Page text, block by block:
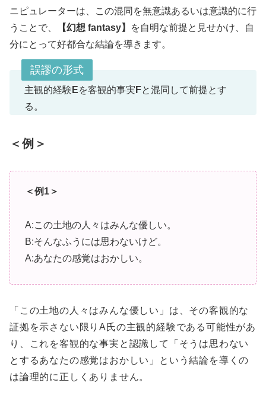
ニピュレーターは、この混同を無意識あるいは意識的に行
うことで、
【幻想 fantasy】
を自明な前提と見せかけ、自
分にとって好都合な結論を導きます。
誤謬の形式
主観的経験 Eを客観的事実 Fと混同して前提とす
る。
＜例＞
＜例1＞
A:この土地の人々はみんな優しい。
B:そんなふうには思わないけど。
A:あなたの感覚はおかしい。
「この土地の人々はみんな優しい」は、その客観的な
証拠を示さない限りA氏の主観的経験である可能性があ
り、これを客観的な事実と認識して「そうは思わない
とするあなたの感覚はおかしい」という結論を導くの
は論理的に正しくありません。